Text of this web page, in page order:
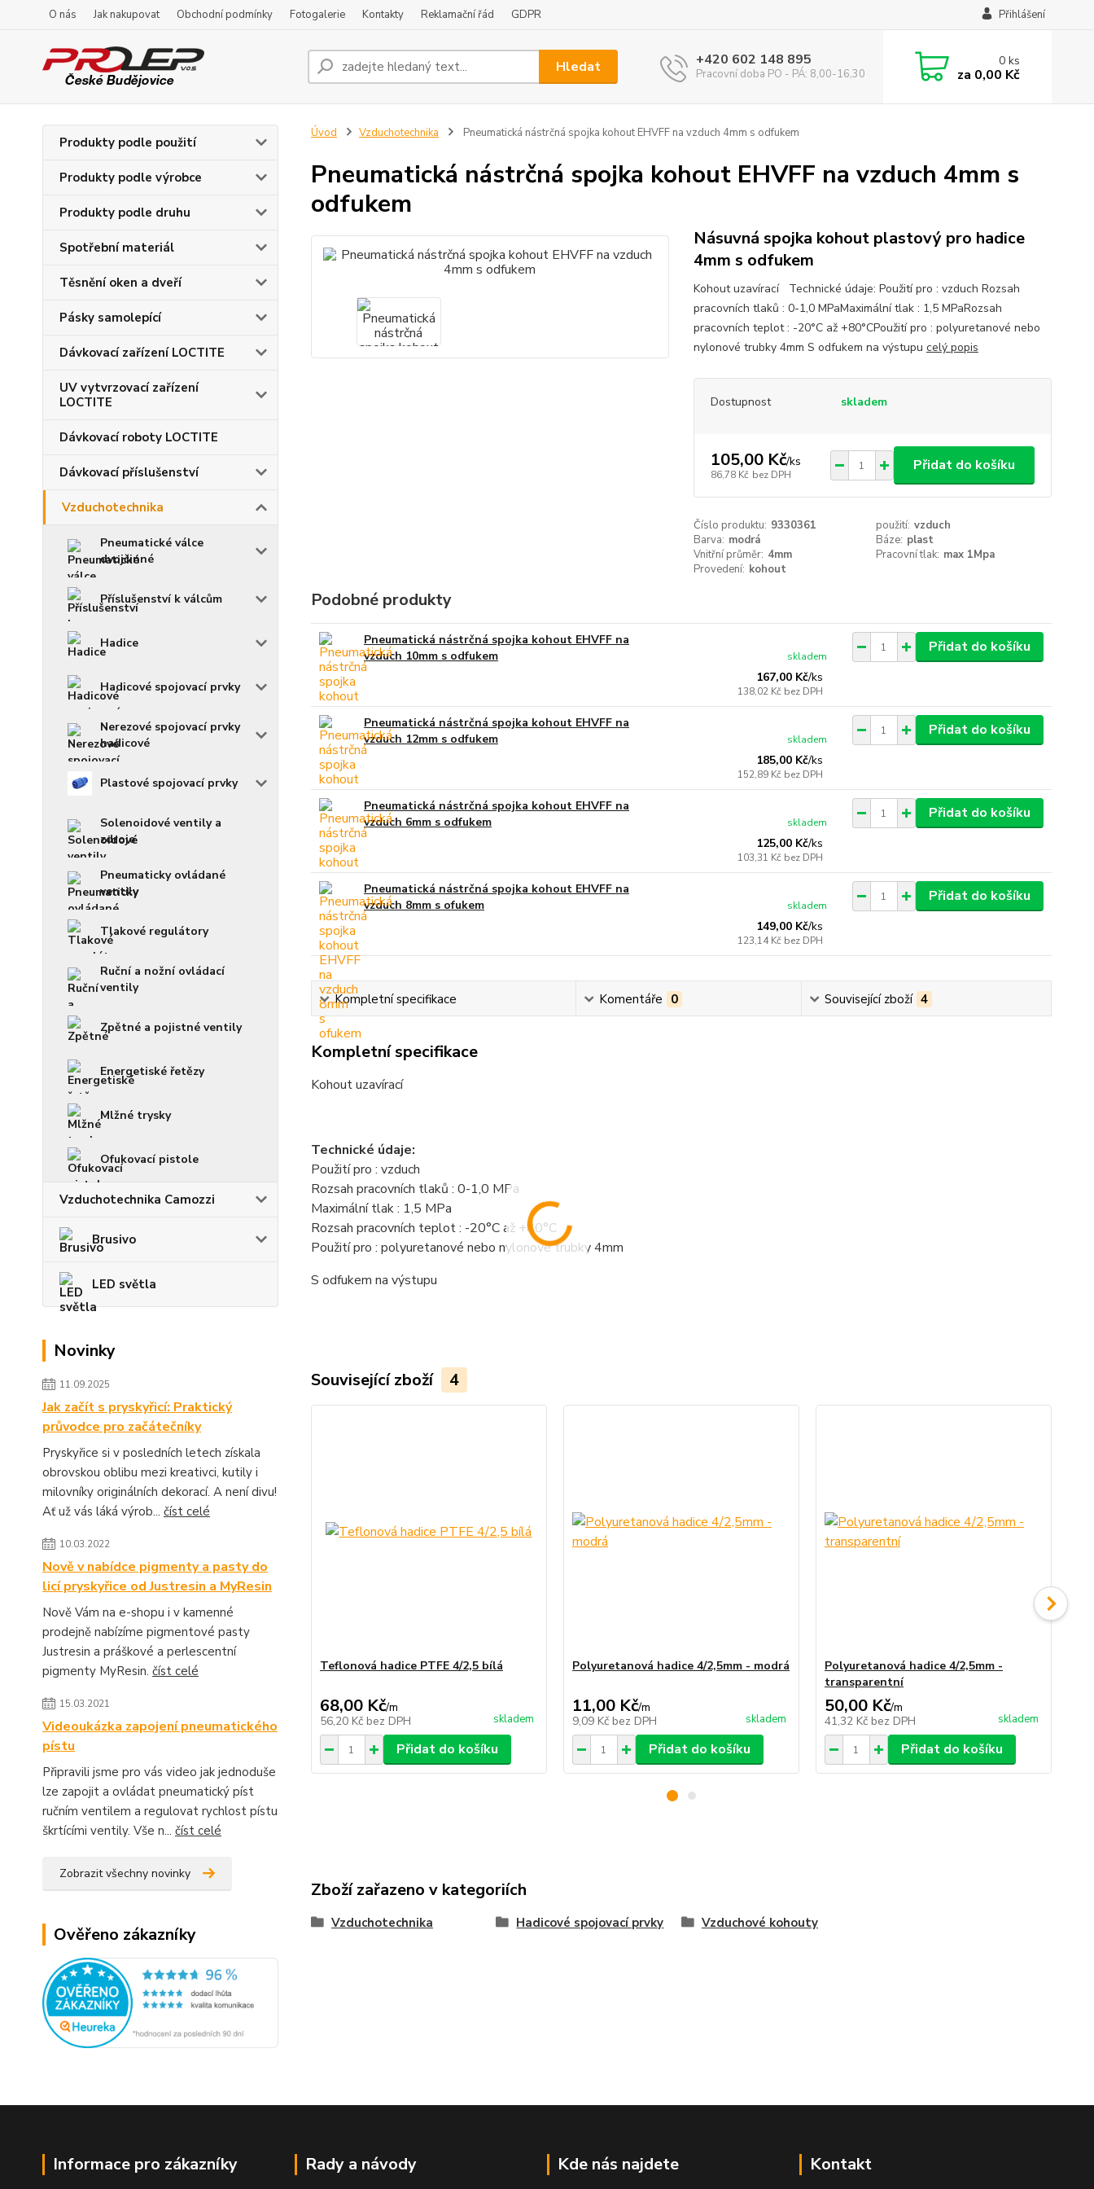
O nás Jak nakupovat Obchodní podmínky Fotogalerie Kontakty Reklamační řád GDPR Přihlášení
Hledat +420 602 148 895
Pracovní doba PO - PÁ: 8,00-16,30
0ks
za 0,00 Kč
Produkty podle použití
Produkty podle výrobce
Produkty podle druhu
Spotřební materiál
Těsnění oken a dveří
Pásky samolepící
Dávkovací zařízení LOCTITE
UV vytvrzovací zařízení
LOCTITE
Dávkovací roboty LOCTITE
Dávkovací příslušenství
Vzduchotechnika
Pneumatické válce
dvojčinné
Příslušenství k válcům
Hadice
Hadicové spojovací prvky
Nerezové spojovací prvky
hadicové
Plastové spojovací prvky
Solenoidové ventily a
zdroje
Pneumaticky ovládané
ventily
Tlakové regulátory
Ruční a nožní ovládací
ventily
Zpětné a pojistné ventily
Energetiské řetězy
Mlžné trysky
Ofukovací pistole
Vzduchotechnika Camozzi
Brusivo
LED světla
Novinky
11.09.2025
Jak začít s pryskyřicí: Praktický
průvodce pro začátečníky
Pryskyřice si v posledních letech získala
obrovskou oblibu mezi kreativci, kutily i
milovníky originálních dekorací. A není divu!
Ať už vás láká výrob... číst celé
10.03.2022
Nově v nabídce pigmenty a pasty do
licí pryskyřice od Justresin a MyResin
Nově Vám na e-shopu i v kamenné
prodejně nabízíme pigmentové pasty
Justresin a práškové a perlescentní
pigmenty MyResin. číst celé
15.03.2021
Videoukázka zapojení pneumatického
pístu
Připravili jsme pro vás video jak jednoduše
lze zapojit a ovládat pneumatický píst
ručním ventilem a regulovat rychlost pístu
škrtícími ventily. Vše n... číst celé
Zobrazit všechny novinky
Ověřeno zákazníky
Úvod Vzduchotechnika Pneumatická nástrčná spojka kohout EHVFF na vzduch 4mm s odfukem
Pneumatická nástrčná spojka kohout EHVFF na vzduch 4mm s
odfukem
Násuvná spojka kohout plastový pro hadice
4mm s odfukem
Kohout uzavírací Technické údaje: Použití pro : vzduch Rozsah
pracovních tlaků : 0-1,0 MPaMaximální tlak : 1,5 MPaRozsah
pracovních teplot : -20°C až +80°CPoužití pro : polyuretanové nebo
nylonové trubky 4mm S odfukem na výstupu celý popis
Dostupnost skladem
105,00 Kč/ks
86,78 Kč bez DPH
Přidat do košíku
Číslo produktu: 9330361 použití: vzduch
Barva: modrá Báze: plast
Vnitřní průměr: 4mm Pracovní tlak: max 1Mpa
Provedení: kohout
Podobné produkty
Pneumatická nástrčná spojka kohout EHVFF na
vzduch 10mm s odfukem
167,00 Kč/ks
138,02 Kč bez DPH
skladem
Přidat do košíku
Pneumatická nástrčná spojka kohout EHVFF na
vzduch 12mm s odfukem
185,00 Kč/ks
152,89 Kč bez DPH
skladem
Přidat do košíku
Pneumatická nástrčná spojka kohout EHVFF na
vzduch 6mm s odfukem
125,00 Kč/ks
103,31 Kč bez DPH
skladem
Přidat do košíku
Pneumatická nástrčná spojka kohout EHVFF na
vzduch 8mm s ofukem
149,00 Kč/ks
123,14 Kč bez DPH
skladem
Přidat do košíku
Kompletní specifikace Komentáře 0 Související zboží 4
Kompletní specifikace
Kohout uzavírací
Technické údaje:
Použití pro : vzduch
Rozsah pracovních tlaků : 0-1,0 MPa
Maximální tlak : 1,5 MPa
Rozsah pracovních teplot : -20°C až +80°C
Použití pro : polyuretanové nebo nylonové trubky 4mm
S odfukem na výstupu
Související zboží 4
Teflonová hadice PTFE 4/2,5 bílá
68,00 Kč/m
56,20 Kč bez DPH skladem
Přidat do košíku
Polyuretanová hadice 4/2,5mm - modrá
11,00 Kč/m
9,09 Kč bez DPH skladem
Přidat do košíku
Polyuretanová hadice 4/2,5mm -
transparentní
50,00 Kč/m
41,32 Kč bez DPH skladem
Přidat do košíku
Zboží zařazeno v kategoriích
Vzduchotechnika Hadicové spojovací prvky Vzduchové kohouty
Informace pro zákazníky Rady a návody Kde nás najdete Kontakt